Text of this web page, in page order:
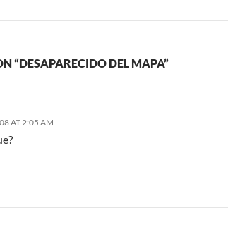
“DESAPARECIDO DEL MAPA”
AT 2:05 AM